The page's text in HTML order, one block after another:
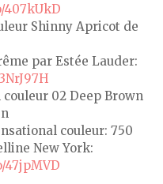
407kUkD
Shinny Apricot de
par Estée Lauder:
02 Deep Brown
couleur: 750
New York:
47jpMVD